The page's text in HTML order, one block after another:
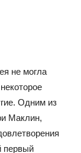
не могла
Одним из
Маклин,
первый